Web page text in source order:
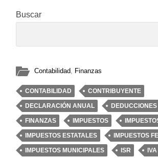
Buscar
Contabilidad, Finanzas
CONTABILIDAD CONTRIBUYENTE
DECLARACIÓN ANUAL DEDUCCIONES
FINANZAS IMPUESTOS
IMPUESTOS ESTATALES IMPUESTOS
IMPUESTOS MUNICIPALES ISR IVA